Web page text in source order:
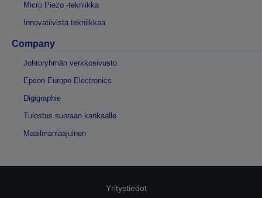
Micro Piezo -tekniikka
Innovatiivista tekniikkaa
Company
Johtoryhmän verkkosivusto
Epson Europe Electronics
Digigraphie
Tulostus suoraan kankaalle
Maailmanlaajuinen
Yritystiedot